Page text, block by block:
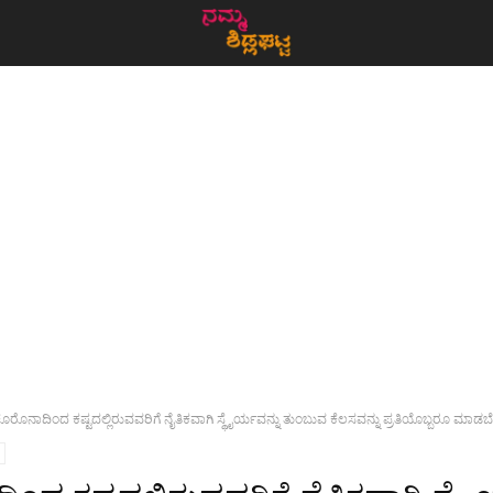
ಕಷ್ಟದಲ್ಲಿರುವವರಿಗೆ ನೈತಿಕವಾಗಿ ಸ್ಥೈರ್ಯವನ್ನು ತುಂಬುವ ಕೆಲಸವನ್ನು ಪ್ರತಿಯೊಬ್ಬರೂ